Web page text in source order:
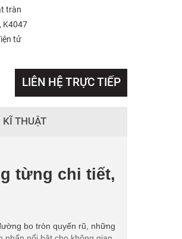
tràn
K4047
tử
LIÊN HỆ TRỰC TIẾP
KĨ THUẬT
từng chi tiết,
bo tròn quyến rũ, những